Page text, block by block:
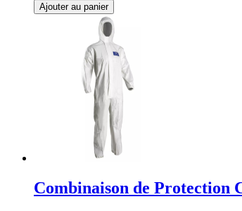
Ajouter au panier
Combinaison de Protection